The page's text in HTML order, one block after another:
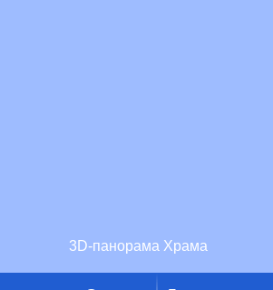
3D-панорама Храма